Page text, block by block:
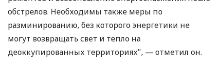
обстрелов. Необходимы также меры по
разминированию, без которого энергетики не
могут возвращать свет и тепло на
деоккупированных территориях", — отметил он.